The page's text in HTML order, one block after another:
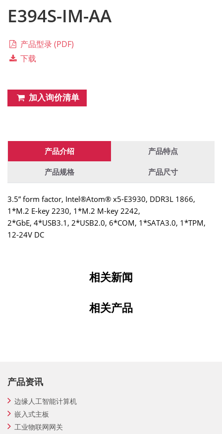
E394S-IM-AA
产品型录 (PDF)
下载
加入询价清单
产品介绍 产品特点
产品规格 产品尺寸
3.5” form factor, Intel®Atom® x5-E3930, DDR3L 1866,
1*M.2 E-key 2230, 1*M.2 M-key 2242,
2*GbE, 4*USB3.1, 2*USB2.0, 6*COM, 1*SATA3.0, 1*TPM,
12-24V DC
相关新闻
相关产品
产品资讯
边缘人工智能计算机
嵌入式主板
工业物联网网关